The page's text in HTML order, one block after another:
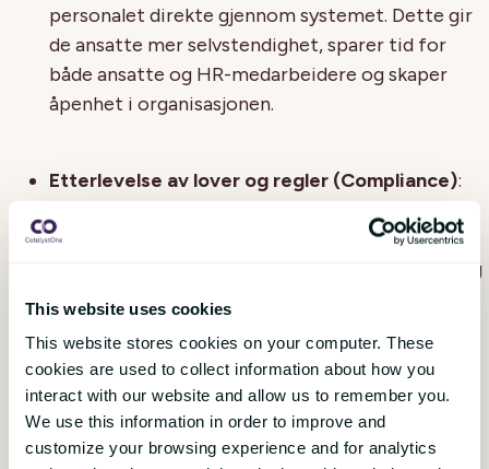
This website uses cookies
This website stores cookies on your computer. These
cookies are used to collect information about how you
interact with our website and allow us to remember you.
We use this information in order to improve and
customize your browsing experience and for analytics
personalet direkte gjennom systemet. Dette gir
de ansatte mer selvstendighet, sparer tid for
både ansatte og HR-medarbeidere og skaper
åpenhet i organisasjonen.
Etterlevelse av lover og regler (Compliance):
overholde ulike lover, forskrifter og
rapporteringskrav. De kan generere rapporter og
få tilgang til skjemaer, helse- og
forpliktelser. Ved å automatisere compliance-
prosesser bidrar systemet til å redusere risikoen
for bøter, revisjoner og juridiske problemer.